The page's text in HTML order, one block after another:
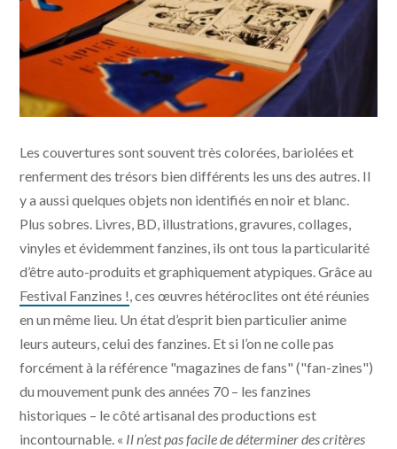
Les couvertures sont souvent très colorées, bariolées et
renferment des trésors bien différents les uns des autres. Il
y a aussi quelques objets non identifiés en noir et blanc.
Plus sobres. Livres, BD, illustrations, gravures, collages,
vinyles et évidemment fanzines, ils ont tous la particularité
d’être auto-produits et graphiquement atypiques. Grâce au
Festival Fanzines !, ces œuvres hétéroclites ont été réunies
en un même lieu. Un état d’esprit bien particulier anime
leurs auteurs, celui des fanzines. Et si l’on ne colle pas
forcément à la référence "magazines de fans" ("fan-zines")
du mouvement punk des années 70 – les fanzines
historiques – le côté artisanal des productions est
incontournable. « Il n’est pas facile de déterminer des critères